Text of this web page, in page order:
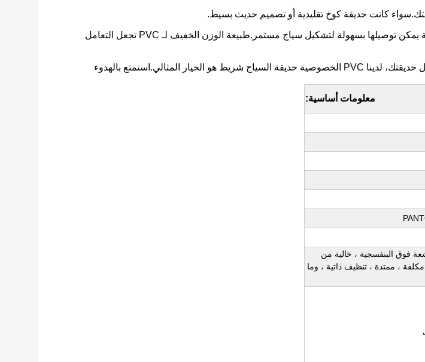
كانت حديقة كوخ تقليدية أو تصميم حديث بسيط.
إن تثبيت شريط السياج الخاص بالحديقة من البلاستيك سهل جداً. إنه يأتي بأطوال مريحة يمكن توصيلها بسهولة لتشكيل سياج مستمر.طبيعة الوزن الخفيف لـ PVC تجعل التعامل
سواء كنت تبحث عن منع العيون المتطفلة، أو إنشاء مكان خاص، أو ببساطة تعزيز جمال حديقتك، لدينا PVC الخصوصية حديقة السياج شريط هو الخيار المثالي.استمتع بالهدوء
معلومات أساسية:
فوق البنفسجية ، خالية من
، ممتدة ، تنظيف ذاتية ، وما